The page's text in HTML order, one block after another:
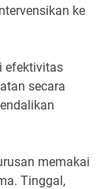
ke
efektivitas
secara
memakai
Tinggal,